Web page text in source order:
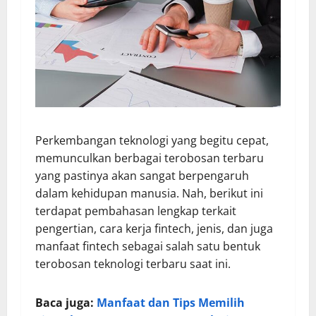
Perkembangan teknologi yang begitu cepat,
memunculkan berbagai terobosan terbaru
yang pastinya akan sangat berpengaruh
dalam kehidupan manusia. Nah, berikut ini
terdapat pembahasan lengkap terkait
pengertian, cara kerja fintech, jenis, dan juga
manfaat fintech sebagai salah satu bentuk
terobosan teknologi terbaru saat ini.
Baca juga: Manfaat dan Tips Memilih